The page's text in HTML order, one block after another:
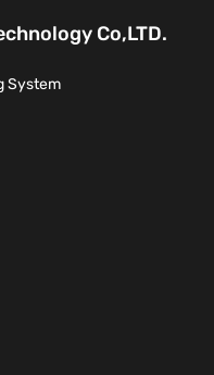
Co,LTD.
System